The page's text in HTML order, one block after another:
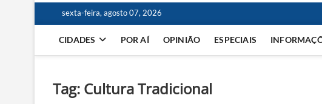
sexta-feira, agosto 07, 2026
CIDADES POR AÍ OPINIÃO ESPECIAIS
Tag: Cultura Tradicional